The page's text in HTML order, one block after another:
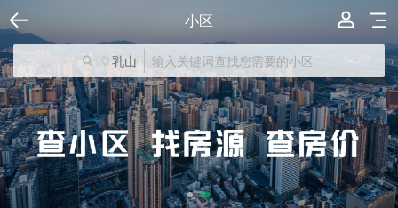
小区
乳山